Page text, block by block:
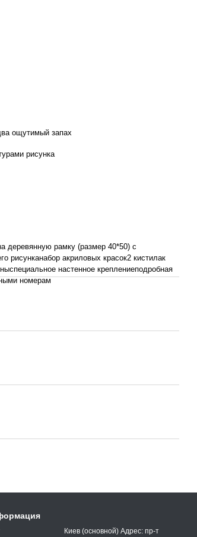
ощутимый запах
рисунка
деревянную рамку (размер 40*50) с
рисунканабор акриловых красок2 кистилак
настенное креплениеподробная
номерам
Киев (основной) Адрес: пр-т